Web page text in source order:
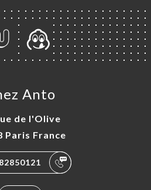
Anto
de l'Olive
Paris France